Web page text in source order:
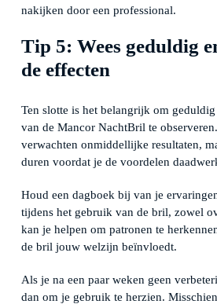
nakijken door een professional.
Tip 5: Wees geduldig
de effecten
Ten slotte is het belangrijk om
van de Mancor NachtBril te
verwachten onmiddellijke resultaten,
duren voordat je de voordelen
Houd een dagboek bij van je
tijdens het gebruik van de bril, zowel
kan je helpen om patronen te
de bril jouw welzijn beïnvloedt.
Als je na een paar weken geen
dan om je gebruik te herzien.